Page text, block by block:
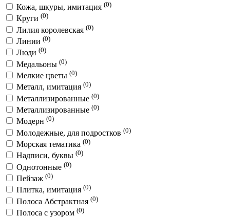
Кожа, шкуры, имитация (0)
Круги (0)
Лилия королевская (0)
Линии (0)
Люди (0)
Медальоны (0)
Мелкие цветы (0)
Металл, имитация (0)
Металлизированные (0)
Металлизированные (0)
Модерн (0)
Молодежные, для подростков (0)
Морская тематика (0)
Надписи, буквы (0)
Однотонные (0)
Пейзаж (0)
Плитка, имитация (0)
Полоса Абстрактная (0)
Полоса с узором (0)